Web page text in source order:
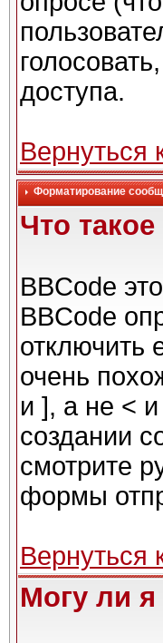
доступа.
Вернуться
Форматирование
Что
BBCode
BBCode
отключить
очень
и ], а не <
создании
смотрите
формы
Вернуться
Могу ли я